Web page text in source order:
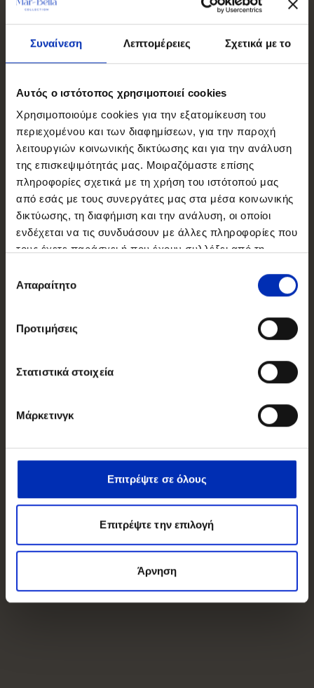
Συναίνεση Λεπτομέρειες Σχετικά με το
Αυτός ο ιστότοπος χρησιμοποιεί cookies
Χρησιμοποιούμε cookies για την εξατομίκευση του
περιεχομένου και των διαφημίσεων, για την παροχή
λειτουργιών κοινωνικής δικτύωσης και για την ανάλυση
της επισκεψιμότητάς μας. Μοιραζόμαστε επίσης
πληροφορίες σχετικά με τη χρήση του ιστότοπού μας
από εσάς με τους συνεργάτες μας στα μέσα κοινωνικής
δικτύωσης, τη διαφήμιση και την ανάλυση, οι οποίοι
ενδέχεται να τις συνδυάσουν με άλλες πληροφορίες που
τους έχετε παράσχει ή που έχουν συλλέξει από τη
συγκατάθεσης
Απαραίτητο
Προτιμήσεις
Στατιστικά στοιχεία
Μάρκετινγκ
Επιτρέψτε σε όλους
Επιτρέψτε την επιλογή
Άρνηση